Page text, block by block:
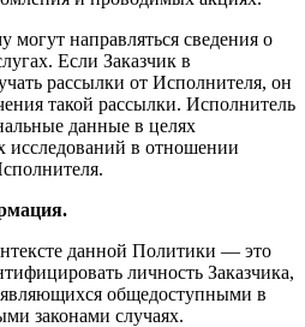
могут направляться сведения о
Если Заказчик в
рассылки от Исполнителя, он
такой рассылки. Исполнитель
данные в целях
исследований в отношении
данной Политики — это
личность Заказчика,
общедоступными в
законами случаях.